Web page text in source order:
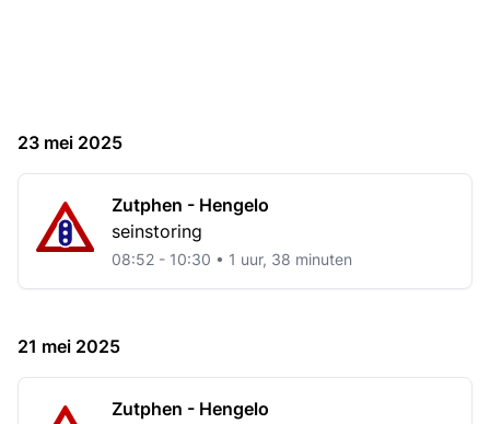
23 mei 2025
Zutphen - Hengelo
seinstoring
08:52 - 10:30 • 1 uur, 38 minuten
21 mei 2025
Zutphen - Hengelo